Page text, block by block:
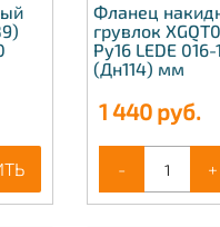
Фланец
грувлок
Ру16 LEDE
(Дн114) мм
1 440руб.
- +